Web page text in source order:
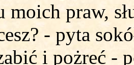
praw,
- pyta
i pożreć -